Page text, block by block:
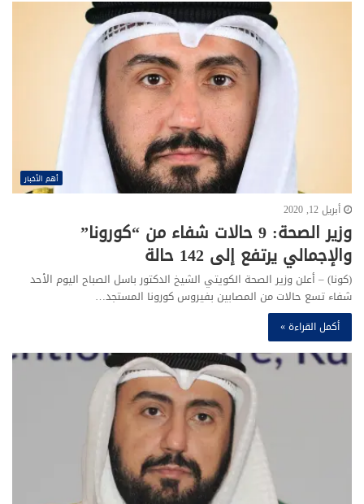
أهم الأخبار
أبريل 12, 2020
وزير الصحة: 9 حالات شفاء من “كورونا”
والإجمالي يرتفع إلى 142 حالة
(كونا) – أعلن وزير الصحة الكويتي الشيخ الدكتور باسل الصباح اليوم الأحد
شفاء تسع حالات من المصابين بفيروس كورونا المستجد…
أكمل القراءة »